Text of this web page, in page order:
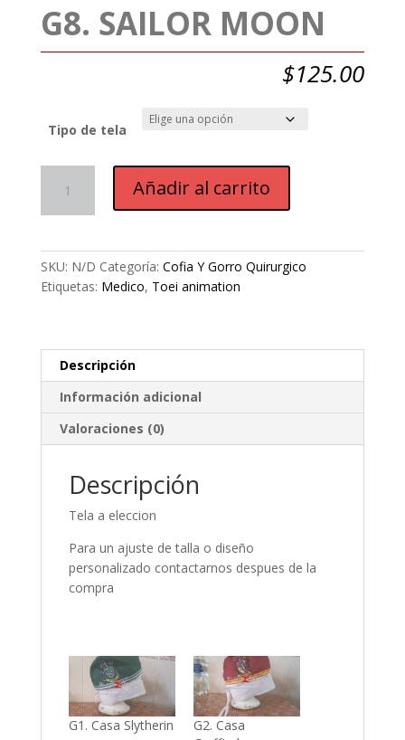
G8. SAILOR MOON
$125.00
Tipo de tela
Sailor
Moon
Añadir al carrito
SKU: N/D Categoría: Cofia Y Gorro Quirurgico
Etiquetas: Medico, Toei animation
Descripción
Información adicional
Valoraciones (0)
Descripción
Tela a eleccion
Para un ajuste de talla o diseño
personalizado contactarnos despues de la
compra
G1. Casa Slytherin
G2. Casa